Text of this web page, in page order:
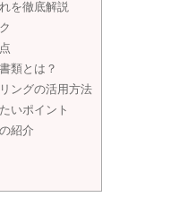
を徹底解説
類とは？
ングの活用方法
いポイント
紹介